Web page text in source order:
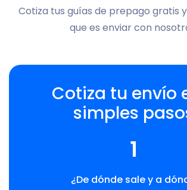
Cotiza tus guías de prepago gratis
que es enviar con
Cotiza tu envío
simples
1
¿De dónde sale y a